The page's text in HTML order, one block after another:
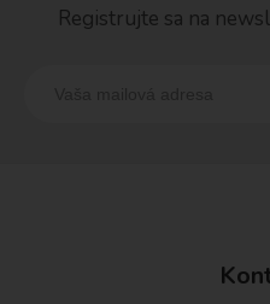
Registrujte sa na